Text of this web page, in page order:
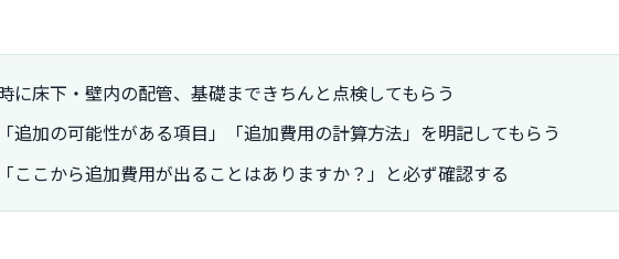
に床下・壁内の配管、基礎まできちんと点検してもらう
追加の可能性がある項目」「追加費用の計算方法」を明記してもらう
ここから追加費用が出ることはありますか？」と必ず確認する